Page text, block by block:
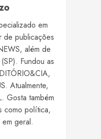
em
de publicações
além de
Fundou as
Atualmente,
Gosta também
como política,
geral.